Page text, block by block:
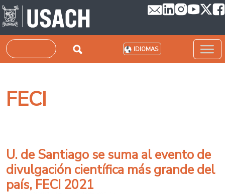
Pasar al contenido principal
Buscar IDIOMAS
FECI
U. de Santiago se suma al evento de
divulgación científica más grande del
país, FECI 2021